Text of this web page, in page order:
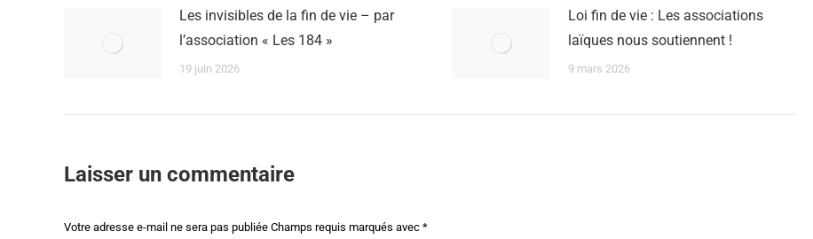
Les invisibles de la fin de vie – par
l’association « Les 184 »
19 juin 2026
Loi fin de vie : Les associations
laïques nous soutiennent !
9 mars 2026
Laisser un commentaire
Votre adresse e-mail ne sera pas publiée Champs requis marqués avec *